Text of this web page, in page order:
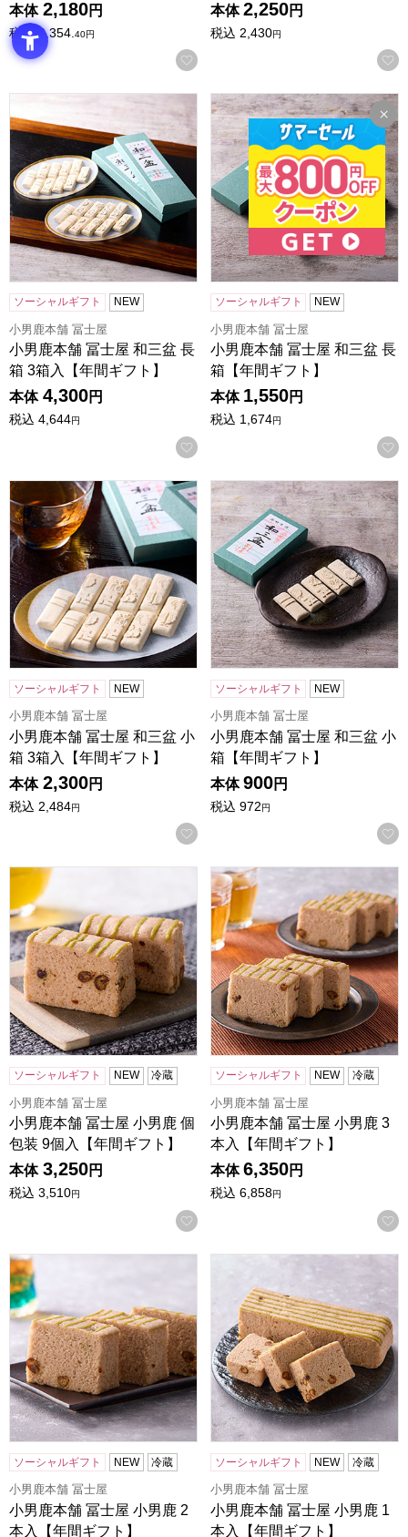
本体 2,180円
税込 2,354.40円
お気に入りに登録する
本体 2,250円
税込 2,430円
小男鹿本舗 冨士屋 和三盆 長箱 3箱入【年間ギフト】
ソーシャルギフト NEW
小男鹿本舗 冨士屋
小男鹿本舗 冨士屋 和三盆 長
箱 3箱入【年間ギフト】
本体 4,300円
税込 4,644円
お気に入りに登録する
小男鹿本舗 冨士屋 和三盆 長
ソーシャルギフト NEW
小男鹿本舗 冨士屋
小男鹿本舗 冨士屋 和三盆 長
箱【年間ギフト】
本体 1,550円
税込 1,674円
小男鹿本舗 冨士屋 和三盆 小箱 3箱入【年間ギフト】
ソーシャルギフト NEW
小男鹿本舗 冨士屋
小男鹿本舗 冨士屋 和三盆 小
箱 3箱入【年間ギフト】
本体 2,300円
税込 2,484円
お気に入りに登録する
小男鹿本舗 冨士屋 和三盆 小
ソーシャルギフト NEW
小男鹿本舗 冨士屋
小男鹿本舗 冨士屋 和三盆 小
箱【年間ギフト】
本体 900円
税込 972円
小男鹿本舗 冨士屋 小男鹿 個包装 9個入【年間ギフト】
ソーシャルギフト NEW 冷蔵
小男鹿本舗 冨士屋
小男鹿本舗 冨士屋 小男鹿 個
包装 9個入【年間ギフト】
本体 3,250円
税込 3,510円
お気に入りに登録する
小男鹿本舗 冨士屋 小男鹿 3
ソーシャルギフト NEW 冷蔵
小男鹿本舗 冨士屋
小男鹿本舗 冨士屋 小男鹿 3
本入【年間ギフト】
本体 6,350円
税込 6,858円
小男鹿本舗 冨士屋 小男鹿 2本入【年間ギフト】
ソーシャルギフト NEW 冷蔵
小男鹿本舗 冨士屋
小男鹿本舗 冨士屋 小男鹿 2
本入【年間ギフト】
ソーシャルギフト NEW 冷蔵
小男鹿本舗 冨士屋
小男鹿本舗 冨士屋 小男鹿 1
本入【年間ギフト】